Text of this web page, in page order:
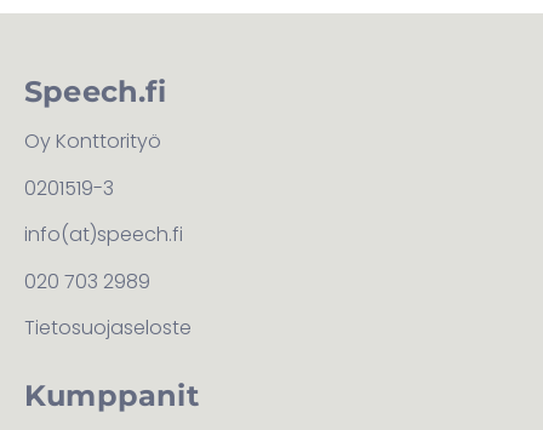
Speech.fi
Oy Konttorityö
0201519-3
info(at)speech.fi
020 703 2989
Tietosuojaseloste
Kumppanit